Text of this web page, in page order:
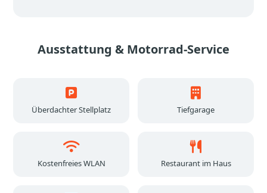
Ausstattung & Motorrad-Service
Überdachter Stellplatz Tiefgarage
Kostenfreies WLAN Restaurant im Haus